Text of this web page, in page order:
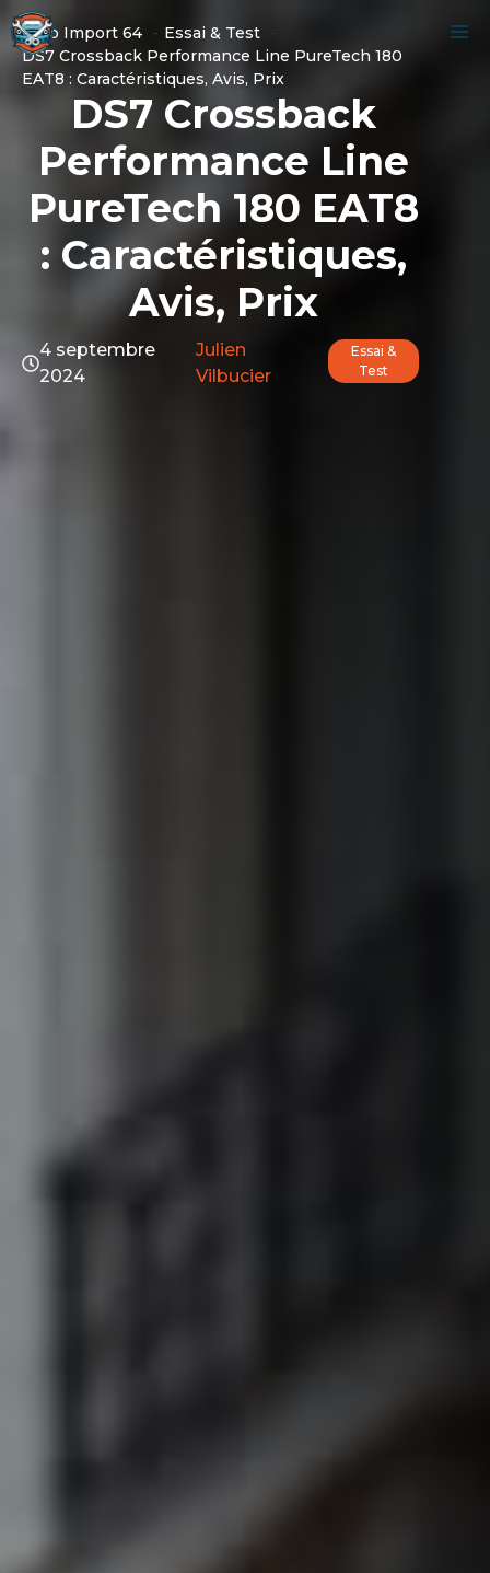
Aller
au
contenu
Auto Import 64
Essai & Test
DS7 Crossback Performance Line PureTech 180
EAT8 : Caractéristiques, Avis, Prix
DS7 Crossback
Performance Line
PureTech 180 EAT8
: Caractéristiques,
Avis, Prix
4 septembre
2024
Julien
Vilbucier
Essai &
Test